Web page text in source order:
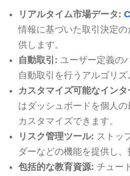
リアルタイム市場データ:
情報に基づいた取引決定
供します。
自動取引: ユーザー定義の
自動取引を行うアルゴリズ
カスタマイズ可能なイン
はダッシュボードを個人
カスタマイズできます。
リスク管理ツール: ストッ
ダーなどの機能を提供し、
包括的な教育資源: チュー